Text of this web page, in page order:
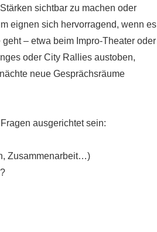
sichtbar zu machen oder
eignen sich hervorragend, wenn es
– etwa beim Impro-Theater oder
oder City Rallies austoben,
neue Gesprächsräume
ausgerichtet sein:
Zusammenarbeit…)